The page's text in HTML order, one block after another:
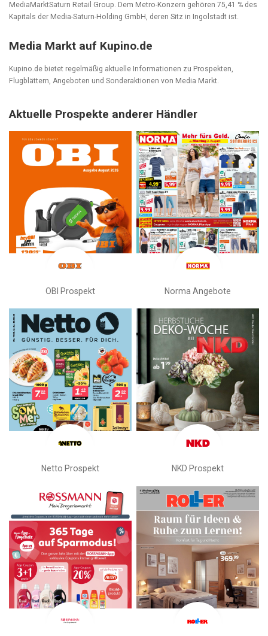
MediaMarktSaturn Retail Group. Dem Metro-Konzern gehören 75,41 % des
Kapitals der Media-Saturn-Holding GmbH, deren Sitz in Ingolstadt ist.
Media Markt auf Kupino.de
Kupino.de bietet regelmäßig aktuelle Informationen zu Prospekten,
Flugblättern, Angeboten und Sonderaktionen von Media Markt.
Aktuelle Prospekte anderer Händler
OBI Prospekt Norma Angebote
Netto Prospekt NKD Prospekt